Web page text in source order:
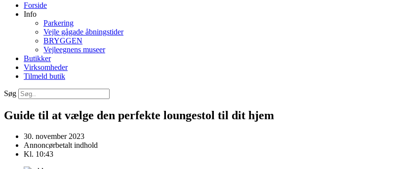
Forside
Info
Parkering
Vejle gågade åbningstider
BRYGGEN
Vejleegnens museer
Butikker
Virksomheder
Tilmeld butik
Søg
Guide til at vælge den perfekte loungestol til dit hjem
30. november 2023
Annoncørbetalt indhold
Kl. 10:43